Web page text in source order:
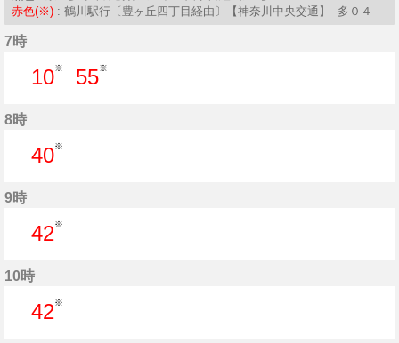
赤色(※) : 鶴川駅行〔豊ヶ丘四丁目経由〕【神奈川中央交通】 多０４
7時
10※
55※
8時
40※
9時
42※
10時
42※